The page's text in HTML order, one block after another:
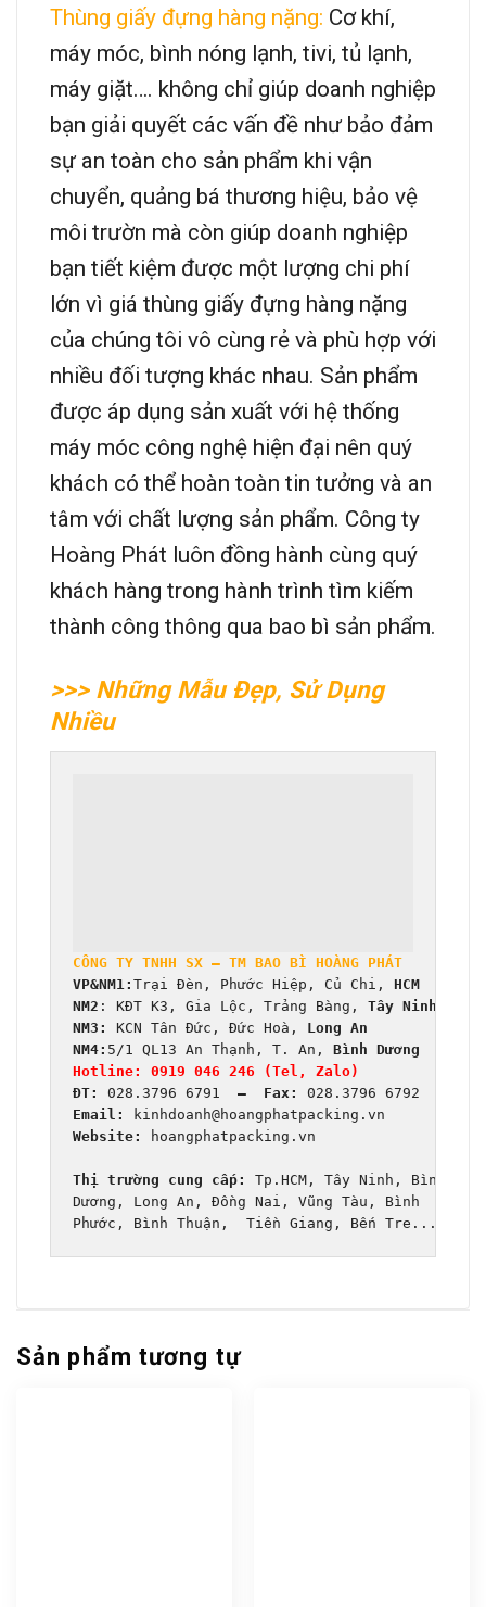
Thùng giấy đựng hàng nặng: Cơ khí,
máy móc, bình nóng lạnh, tivi, tủ lạnh,
máy giặt…. không chỉ giúp doanh nghiệp
bạn giải quyết các vấn đề như bảo đảm
sự an toàn cho sản phẩm khi vận
chuyển, quảng bá thương hiệu, bảo vệ
môi trườn mà còn giúp doanh nghiệp
bạn tiết kiệm được một lượng chi phí
lớn vì giá thùng giấy đựng hàng nặng
của chúng tôi vô cùng rẻ và phù hợp với
nhiều đối tượng khác nhau. Sản phẩm
được áp dụng sản xuất với hệ thống
máy móc công nghệ hiện đại nên quý
khách có thể hoàn toàn tin tưởng và an
tâm với chất lượng sản phẩm. Công ty
Hoàng Phát luôn đồng hành cùng quý
khách hàng trong hành trình tìm kiếm
thành công thông qua bao bì sản phẩm.
>>> Những Mẫu Đẹp, Sử Dụng
Nhiều
VP&NM1: Trại Đèn, Phước Hiệp, Củ Chi, HCM
NM2 : KĐT K3, Gia Lộc, Trảng Bàng,
NM3:
KCN Tân Đức, Đức Hoà,
NM4: 5/1 QL13 An Thạnh, T. An, Bình Dương
Hotline: 0919 046 246 (Tel, Zalo)
ĐT: 028.3796 6791 –  Fax:
Email:
Website:
hoangphatpacking.vn
Thị trường cung cấp:
Tp.HCM, Tây Ninh, Bình
Dương, Long An, Đồng Nai, Vũng Tàu, Bình
Phước, Bình Thuận,  Tiền Giang, Bến Tre...
Sản phẩm tương tự